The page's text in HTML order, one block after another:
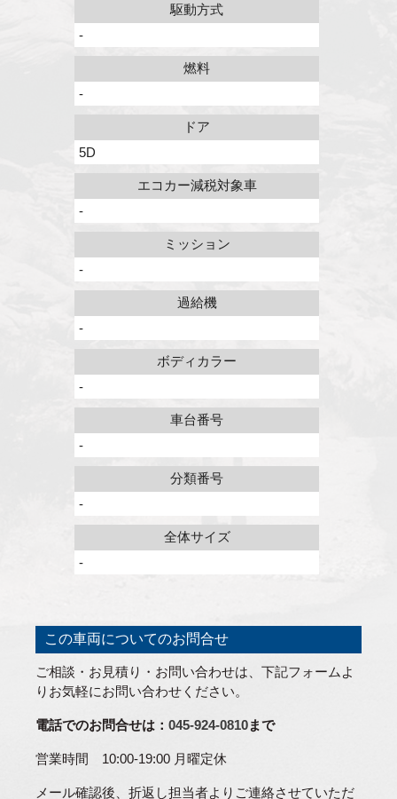
駆動方式
-
燃料
-
ドア
5D
エコカー減税対象車
-
ミッション
-
過給機
-
ボディカラー
-
車台番号
-
分類番号
-
全体サイズ
-
この車両についてのお問合せ
ご相談・お見積り・お問い合わせは、下記フォームよ
りお気軽にお問い合わせください。
電話でのお問合せは：045-924-0810まで
営業時間 10:00-19:00 月曜定休
メール確認後、折返し担当者よりご連絡させていただ